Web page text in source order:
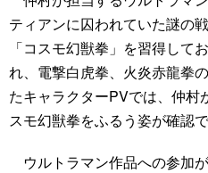
ティアンに囚われていた謎の
「コスモ幻獣拳」を習得して
れ、電撃白虎拳、火炎赤龍拳
たキャラクターPVでは、仲村
スモ幻獣拳をふるう姿が確認で
ウルトラマン作品への参加